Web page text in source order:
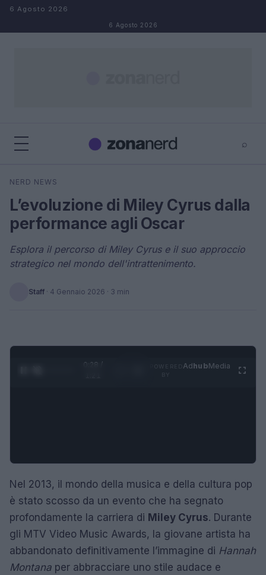
Salta al contenuto
6 Agosto 2026
6 Agosto 2026
⌕
Cerca
NERD NEWS
L’evoluzione di Miley Cyrus dalla
performance agli Oscar
Esplora il percorso di Miley Cyrus e il suo approccio
strategico nel mondo dell'intrattenimento.
Staff · 4 Gennaio 2026 · 3 min
0:28 /
AdhubMedia
Nel 2013, il mondo della musica e della cultura pop
è stato scosso da un evento che ha segnato
profondamente la carriera di Miley Cyrus. Durante
gli MTV Video Music Awards, la giovane artista ha
abbandonato definitivamente l’immagine di Hannah
Montana per abbracciare uno stile audace e